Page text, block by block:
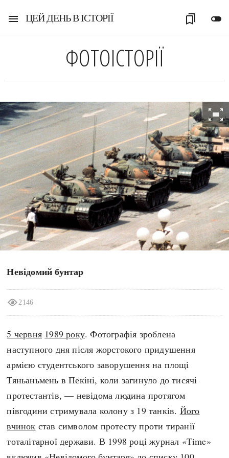
menu ЦЕЙ ДЕНЬ В ІСТОРІЇ toggle_off
bookmarks
search
ПРАВИЛА ЖИТТЯ
ВИ (НЕ) ЗНАЛИ
КАРТИ
ФОТОІСТОРІЇ
ІНФОГРАФІКА
МОЯ ІСТОРІЯ
Рубрики
Авіація і космонавтика
Україна
Княжа доба
ФОТОІСТОРІЇ
Невідомий бунтар
2146
5 червня 1989 року. Фотографія зроблена
наступного дня після жорстокого придушення
армією студентського заворушення на площі
Тяньаньмень в Пекіні, коли загинуло до тисячі
протестантів, — невідома людина протягом
півгодини стримувала колону з 19 танків. Його
вчинок став символом протесту проти тиранії
тоталітарної держави. В 1998 році журнал «Time»